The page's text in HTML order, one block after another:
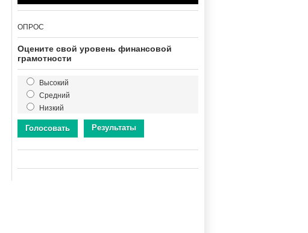
ОПРОС
Оцените свой уровень финансовой
грамотности
Высокий
Средний
Низкий
Голосовать Результаты